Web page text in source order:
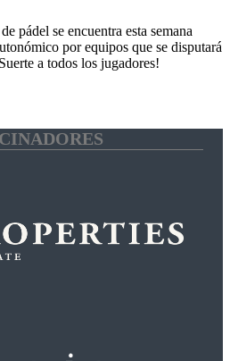
pádel se encuentra esta semana
por equipos que se disputará
a todos los jugadores!